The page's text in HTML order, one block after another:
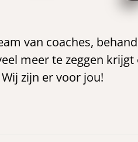
van coaches,
meer te zeggen
zijn er voor jou!